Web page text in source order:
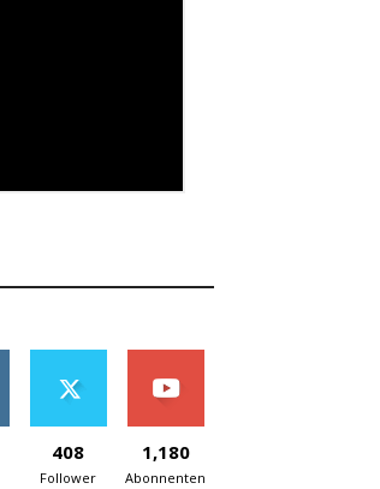
408
Follower
1,180
Abonnenten